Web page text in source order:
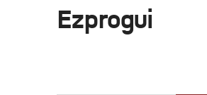
Ezprogui